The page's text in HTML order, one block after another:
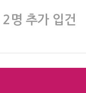
명 추가 입건